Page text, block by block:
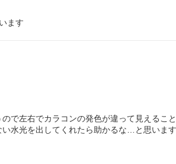
ます
で左右でカラコンの発色が違って見えるこ
水光を出してくれたら助かるな…と思いま